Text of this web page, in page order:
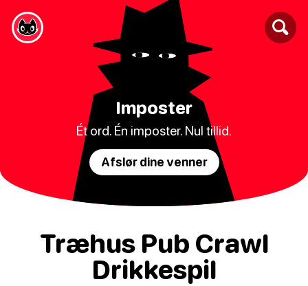
Imposter
Ét ord. Én imposter. Nul tillid.
Afslør dine venner
Træhus Pub Crawl
Drikkespil